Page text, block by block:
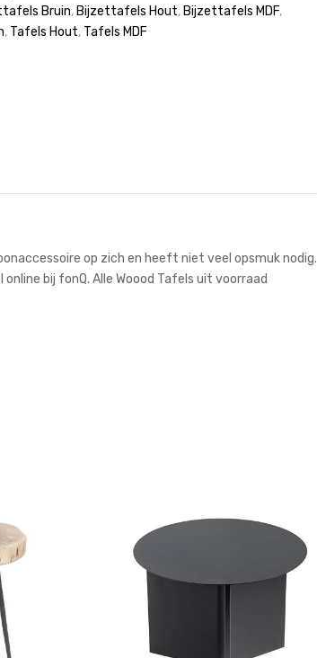
Bruin, Bijzettafels Hout, Bijzettafels MDF,
, Tafels Hout, Tafels MDF
op zich en heeft niet veel opsmuk nodig.
bij fonQ. Alle Woood Tafels uit voorraad